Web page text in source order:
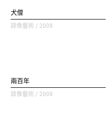
犬僧
錄像藝術 / 2008
兩百年
錄像藝術 / 2008